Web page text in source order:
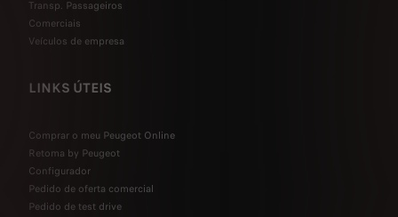
Transp. Passageiros
Comerciais
Veículos de empresa
LINKS ÚTEIS
Comprar o meu Peugeot Online
Retoma by Peugeot
Configurador
Pedido de oferta comercial
Pedido de test drive